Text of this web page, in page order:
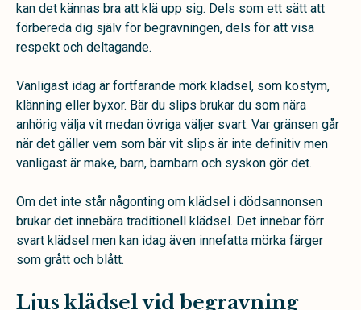
kan det kännas bra att klä upp sig. Dels som ett sätt att
förbereda dig själv för begravningen, dels för att visa
respekt och deltagande.
Vanligast idag är fortfarande mörk klädsel, som kostym,
klänning eller byxor. Bär du slips brukar du som nära
anhörig välja vit medan övriga väljer svart. Var gränsen går
när det gäller vem som bär vit slips är inte definitiv men
vanligast är make, barn, barnbarn och syskon gör det.
Om det inte står någonting om klädsel i dödsannonsen
brukar det innebära traditionell klädsel. Det innebar förr
svart klädsel men kan idag även innefatta mörka färger
som grått och blått.
Ljus klädsel vid begravning